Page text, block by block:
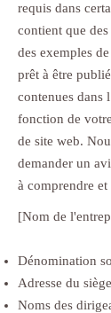
requis dans
contient que
des exemples
prêt à être
contenues dans
fonction de
de site web.
demander un
à comprendre
[Nom de
Dénomination
Adresse du
Noms des